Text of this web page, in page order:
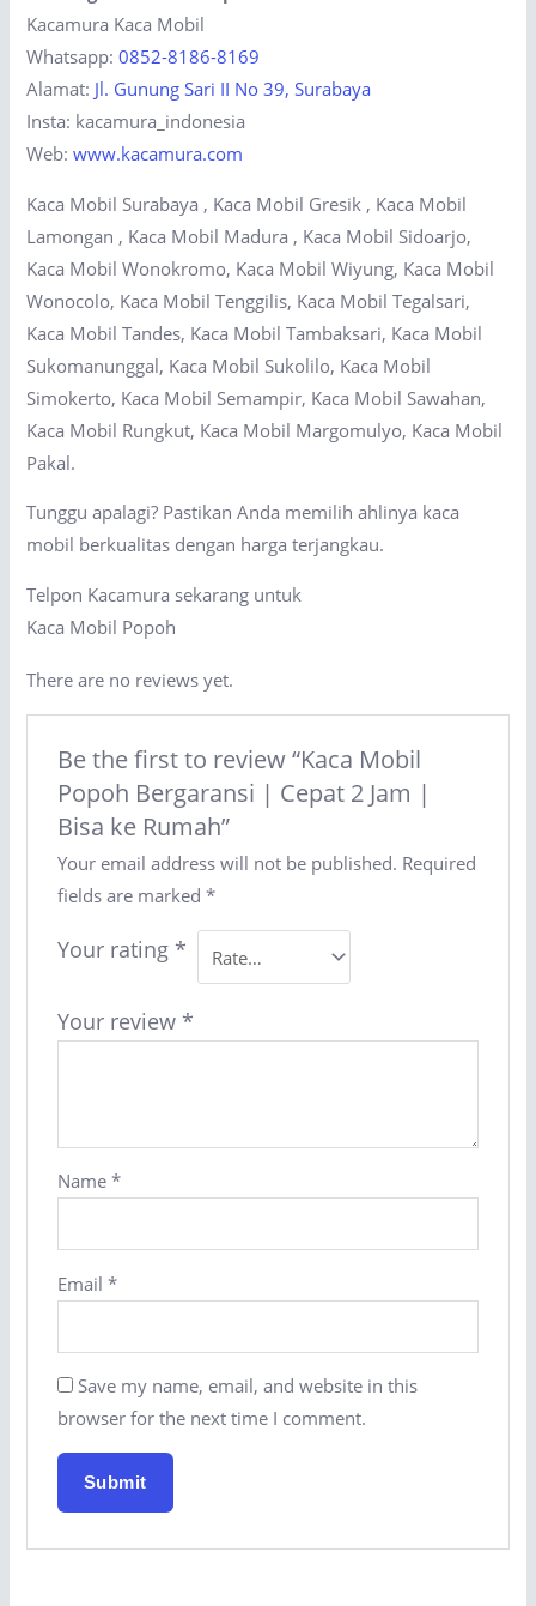
Kacamura Kaca Mobil
Whatsapp:0852-8186-8169
Alamat: Jl. Gunung Sari II No 39, Surabaya
Insta: kacamura_indonesia
Web:www.kacamura.com
Kaca Mobil Surabaya , Kaca Mobil Gresik , Kaca Mobil
Lamongan , Kaca Mobil Madura , Kaca Mobil Sidoarjo,
Kaca Mobil Wonokromo, Kaca Mobil Wiyung, Kaca Mobil
Wonocolo, Kaca Mobil Tenggilis, Kaca Mobil Tegalsari,
Kaca Mobil Tandes, Kaca Mobil Tambaksari, Kaca Mobil
Sukomanunggal, Kaca Mobil Sukolilo, Kaca Mobil
Simokerto, Kaca Mobil Semampir, Kaca Mobil Sawahan,
Kaca Mobil Rungkut, Kaca Mobil Margomulyo, Kaca Mobil
Pakal.
Tunggu apalagi? Pastikan Anda memilih ahlinya kaca
mobil berkualitas dengan harga terjangkau.
Telpon Kacamura sekarang untuk
Kaca Mobil Popoh
There are no reviews yet.
Be the first to review “Kaca Mobil
Popoh Bergaransi | Cepat 2 Jam |
Bisa ke Rumah”
Your email address will not be published. Required
fields are marked *
Your rating *
Your review *
Name *
Email *
Save my name, email, and website in this
browser for the next time I comment.